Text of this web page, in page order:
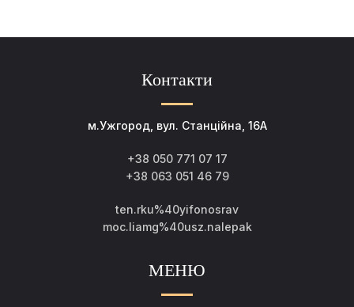
Контакти
м.Ужгород, вул. Станційна, 16А
+38 050 771 07 17
+38 063 051 46 79
ten.rku%40yifonosrav
moc.liamg%40usz.nalepak
МЕНЮ